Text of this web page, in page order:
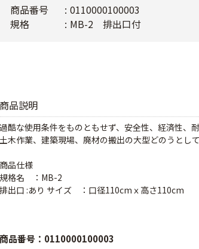
商品説明
過酷な使用条件をものともせず、安全性、経済性、
土木作業、建築現場、廃材の搬出の大型どのうとし
商品仕様
規格名 ：MB-2
排出口 :あり サイズ ：口径110cmｘ高さ110cm
商品番号
0110000100003
規格
MB-2 排出口付
商品番号：0110000100003